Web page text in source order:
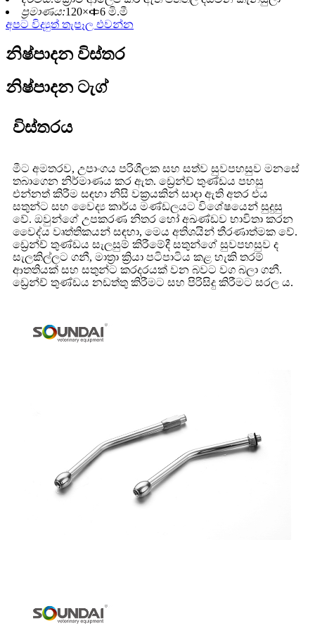
ප්‍රමාණය:120×￠6 මි.මී
අපට විද්‍යුත් තැපෑල එවන්න
නිෂ්පාදන විස්තර
නිෂ්පාදන ටැග්
විස්තරය
මීට අමතරව, උපාංගය පරිශීලක සහ සත්ව සුවපහසුව මනසේ
තබාගෙන නිර්මාණය කර ඇත. ඩ්‍රෙන්ච් තුණ්ඩය පහසු
එන්නත් කිරීම සඳහා නිසි වක්‍රයකින් සාදා ඇති අතර එය
සතුන්ට සහ වෛද්‍ය කාර්ය මණ්ඩලයට විශේෂයෙන් සුදුසු
වේ. ඔවුන්ගේ උපකරණ නිතර හෝ අඛණ්ඩව භාවිතා කරන
වෛද්ය වෘත්තිකයන් සඳහා, මෙය අතිශයින් තීරණාත්මක වේ.
ඩ්‍රෙන්ච් තුණ්ඩය සැලසුම් කිරීමේදී සතුන්ගේ සුවපහසුව ද
සැලකිල්ලට ගනී, මාත්‍රා ක්‍රියා පටිපාටිය කළ හැකි තරම්
ආතතියක් සහ සතුන්ට කරදරයක් වන බවට වග බලා ගනී.
ඩ්‍රෙන්ච් තුණ්ඩය නඩත්තු කිරීමට සහ පිරිසිදු කිරීමට සරල ය.